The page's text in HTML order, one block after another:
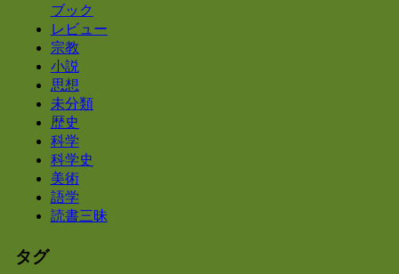
ブック
レビュー
宗教
小説
思想
未分類
歴史
科学
科学史
美術
語学
読書三昧
タグ